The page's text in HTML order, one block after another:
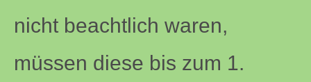
nicht beachtlich waren,
müssen diese bis zum 1.